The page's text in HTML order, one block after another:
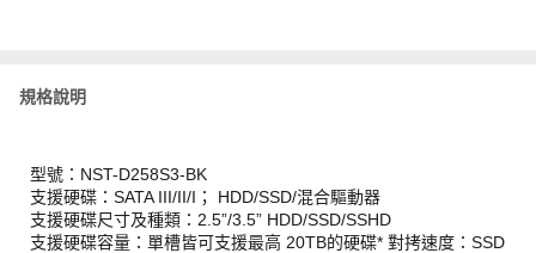
規格說明
型號：NST-D258S3-BK
支援硬碟：SATA III/II/I； HDD/SSD/混合驅動器
支援硬碟尺寸及種類：2.5”/3.5” HDD/SSD/SSHD
支援硬碟容量：單槽皆可支援最高 20TB的硬碟* 對拷速度：SSD